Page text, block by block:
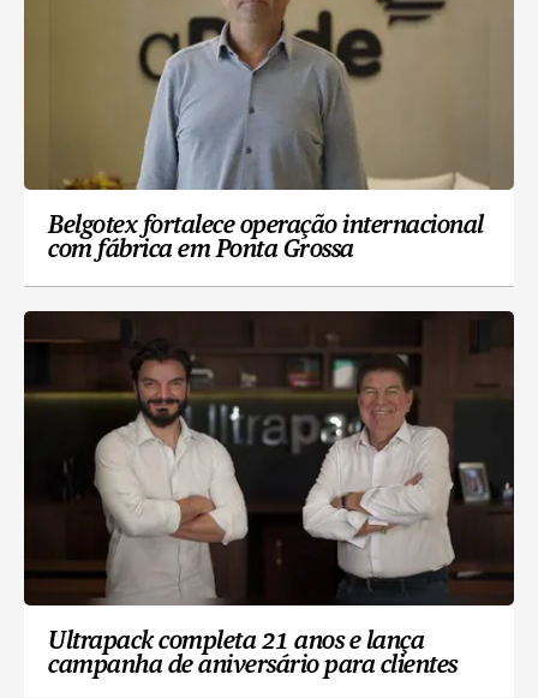
Belgotex fortalece operação internacional
com fábrica em Ponta Grossa
Ultrapack completa 21 anos e lança
campanha de aniversário para clientes